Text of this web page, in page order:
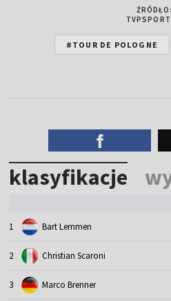
ŹRÓDŁO:
#TOUR DE POLOGNE
klasyfikacje
1 Bart Lemmen
2 Christian Scaroni
3 Marco Brenner